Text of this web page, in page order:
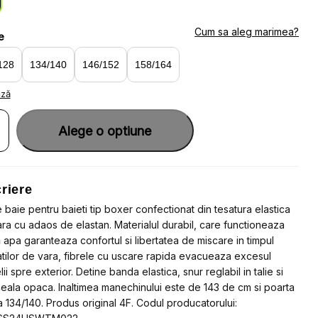
134/140 146/152 158/164
Cum sa aleg marimea?
Alege o optiune
baie pentru baieti tip boxer confectionat din tesatura elastica
cu adaos de elastan. Materialul durabil, care functioneaza
apa garanteaza confortul si libertatea de miscare in timpul
de vara, fibrele cu uscare rapida evacueaza excesul
spre exterior. Detine banda elastica, snur reglabil in talie si
opaca. Inaltimea manechinului este de 143 de cm si poarta
134/140. Produs original 4F. Codul producatorului: